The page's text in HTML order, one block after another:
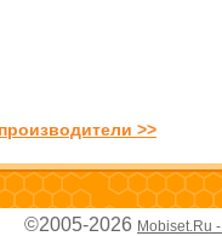
>>
©2005-2026 Mobiset.Ru